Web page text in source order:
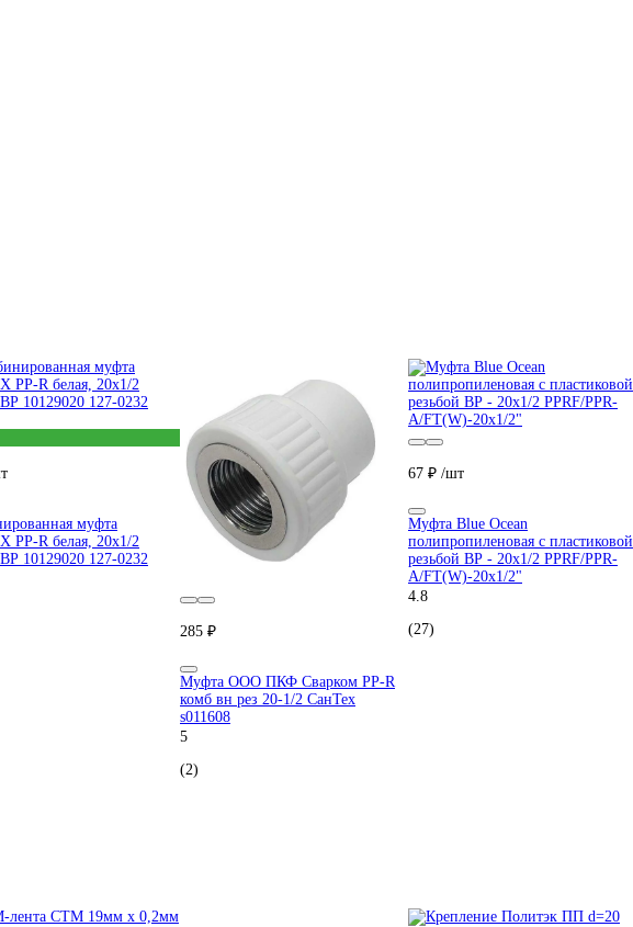
муфта
PP-R белая, 20х1/2
10129020 127-0232
285 ₽
Муфта ООО ПКФ Сварком PP-R
комб вн рез 20-1/2 СанТех
s011608
5
(2)
67 ₽ /шт
Муфта Blue Ocean
полипропиленовая с пластиковой
резьбой ВР - 20х1/2 PPRF/PPR-
A/FT(W)-20х1/2"
4.8
(27)